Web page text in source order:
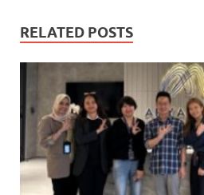
RELATED POSTS